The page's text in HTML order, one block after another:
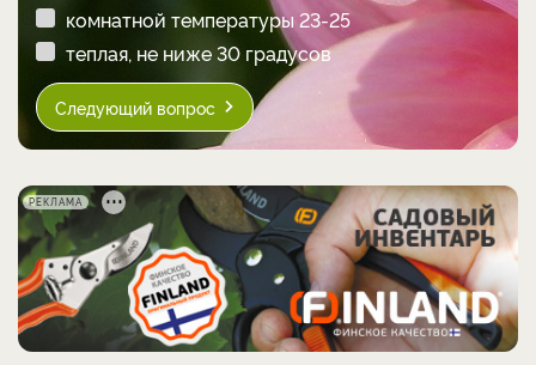
комнатной температуры 23-25
теплая, не ниже 30 градусов
Следующий вопрос
РЕКЛАМА